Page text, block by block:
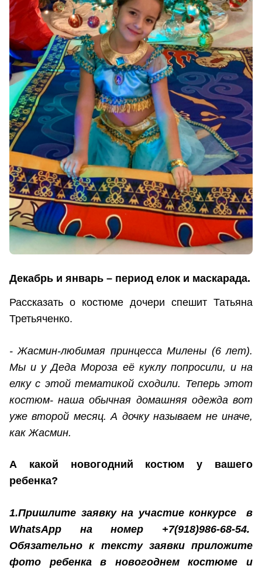
Декабрь и январь – период елок и маскарада.
Рассказать о костюме дочери спешит Татьяна
Третьяченко.
- Жасмин-любимая принцесса Милены (6 лет).
Мы и у Деда Мороза её куклу попросили, и на
елку с этой тематикой сходили. Теперь этот
костюм- наша обычная домашняя одежда вот
уже второй месяц. А дочку называем не иначе,
как Жасмин.
А какой новогодний костюм у вашего
ребенка?
1.Пришлите заявку на участие конкурсе в
WhatsApp на номер +7(918)986-68-54.
Обязательно к тексту заявки приложите
фото ребенка в новогоднем костюме и